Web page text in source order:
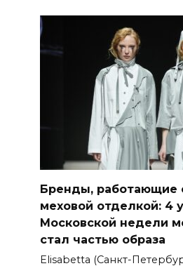
Бренды, работающие
меховой отделкой: 4
Московской недели
стал частью образа
Elisabetta (Санкт-